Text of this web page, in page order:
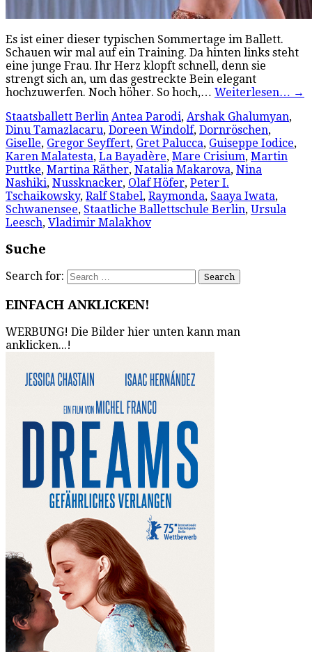
Es ist einer dieser typischen Sommertage im Ballett.
Schauen wir mal auf ein Training. Da hinten links steht
eine junge Frau. Ihr Herz klopft schnell, denn sie
strengt sich an, um das gestreckte Bein elegant
hochzuwerfen. Noch höher. So hoch,… Weiterlesen… →
Staatsballett Berlin Antea Parodi, Arshak Ghalumyan,
Dinu Tamazlacaru, Doreen Windolf, Dornröschen,
Giselle, Gregor Seyffert, Gret Palucca, Guiseppe Iodice,
Karen Malatesta, La Bayadère, Mare Crisium, Martin
Puttke, Martina Räther, Natalia Makarova, Nina
Nashiki, Nussknacker, Olaf Höfer, Peter I.
Tschaikowsky, Ralf Stabel, Raymonda, Saaya Iwata,
Schwanensee, Staatliche Ballettschule Berlin, Ursula
Leesch, Vladimir Malakhov
Suche
Search for:
EINFACH ANKLICKEN!
WERBUNG! Die Bilder hier unten kann man
anklicken...!